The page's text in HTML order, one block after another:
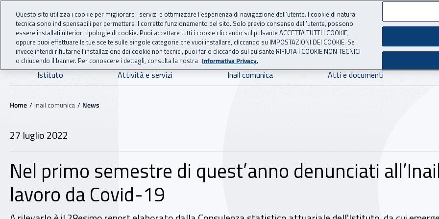
Vai al menu principale
Vai al contenuto principale
INAIL - Istituto Nazionale per l'Assicurazione
Navigazione principale
Istituto Attività e servizi Inail comunica Atti e documenti
Navigazione - Ti trovi in:
Home Inail comunica News
27 luglio 2022
Nel primo semestre di quest’anno denunciati
lavoro da Covid-19
Questo sito utilizza i cookie per migliorare i servizi e ottimizzare l’esperienza di navigazione dell’utente. I cookie di natura
tecnica sono indispensabili per permettere il corretto funzionamento del sito. Solo previo consenso dell’utente, possono
essere installati ulteriori tipologie di cookie. Puoi accettare tutti i cookie cliccando sul pulsante ACCETTA TUTTI I COOKIE,
oppure puoi effettuare le tue scelte sulle singole categorie che vuoi installare, cliccando su IMPOSTAZIONI DEI COOKIE. Se
invece intendi rifiutarne l’installazione dei cookie non tecnici, puoi farlo cliccando sul pulsante RIFIUTA I COOKIE NON TECNICI
o chiudendo il banner. Per conoscere i dettagli, consulta la nostra Informativa Privacy.